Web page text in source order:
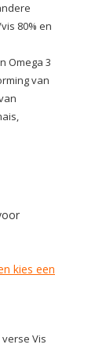
80% en
Omega 3
van
kies een
Vis